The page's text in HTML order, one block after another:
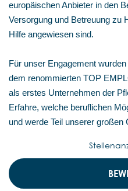
europäischen Anbieter in den
Versorgung und Betreuung zu
Hilfe angewiesen sind.
Für unser Engagement
dem renommierten TOP
als erstes Unternehmen der
Erfahre, welche beruflichen
und werde Teil unserer großen